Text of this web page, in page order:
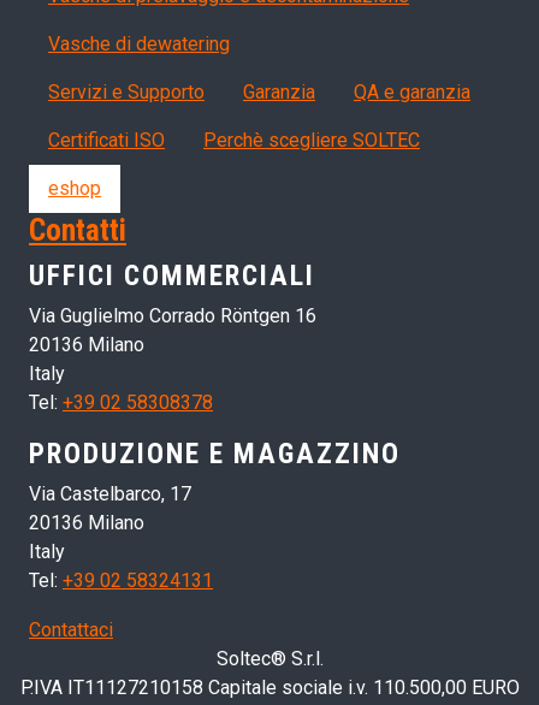
Vasche di dewatering
Servizi, garanzia, QA
Servizi e Supporto Garanzia QA e garanzia
Certificati ISO Perchè scegliere SOLTEC
eshop
Contatti
UFFICI COMMERCIALI
Via Guglielmo Corrado Röntgen 16
20136 Milano
Italy
Tel: +39 02 58308378
PRODUZIONE E MAGAZZINO
Via Castelbarco, 17
20136 Milano
Italy
Tel: +39 02 58324131
Contattaci
Soltec® S.r.l.
P.IVA IT11127210158 Capitale sociale i.v. 110.500,00 EURO